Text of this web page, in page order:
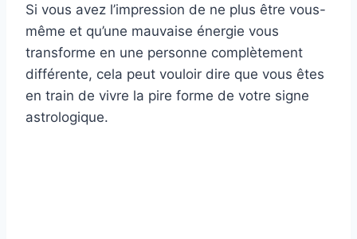
Si vous avez l’impression de ne plus être vous-
même et qu’une mauvaise énergie vous
transforme en une personne complètement
différente, cela peut vouloir dire que vous êtes
en train de vivre la pire forme de votre signe
astrologique.